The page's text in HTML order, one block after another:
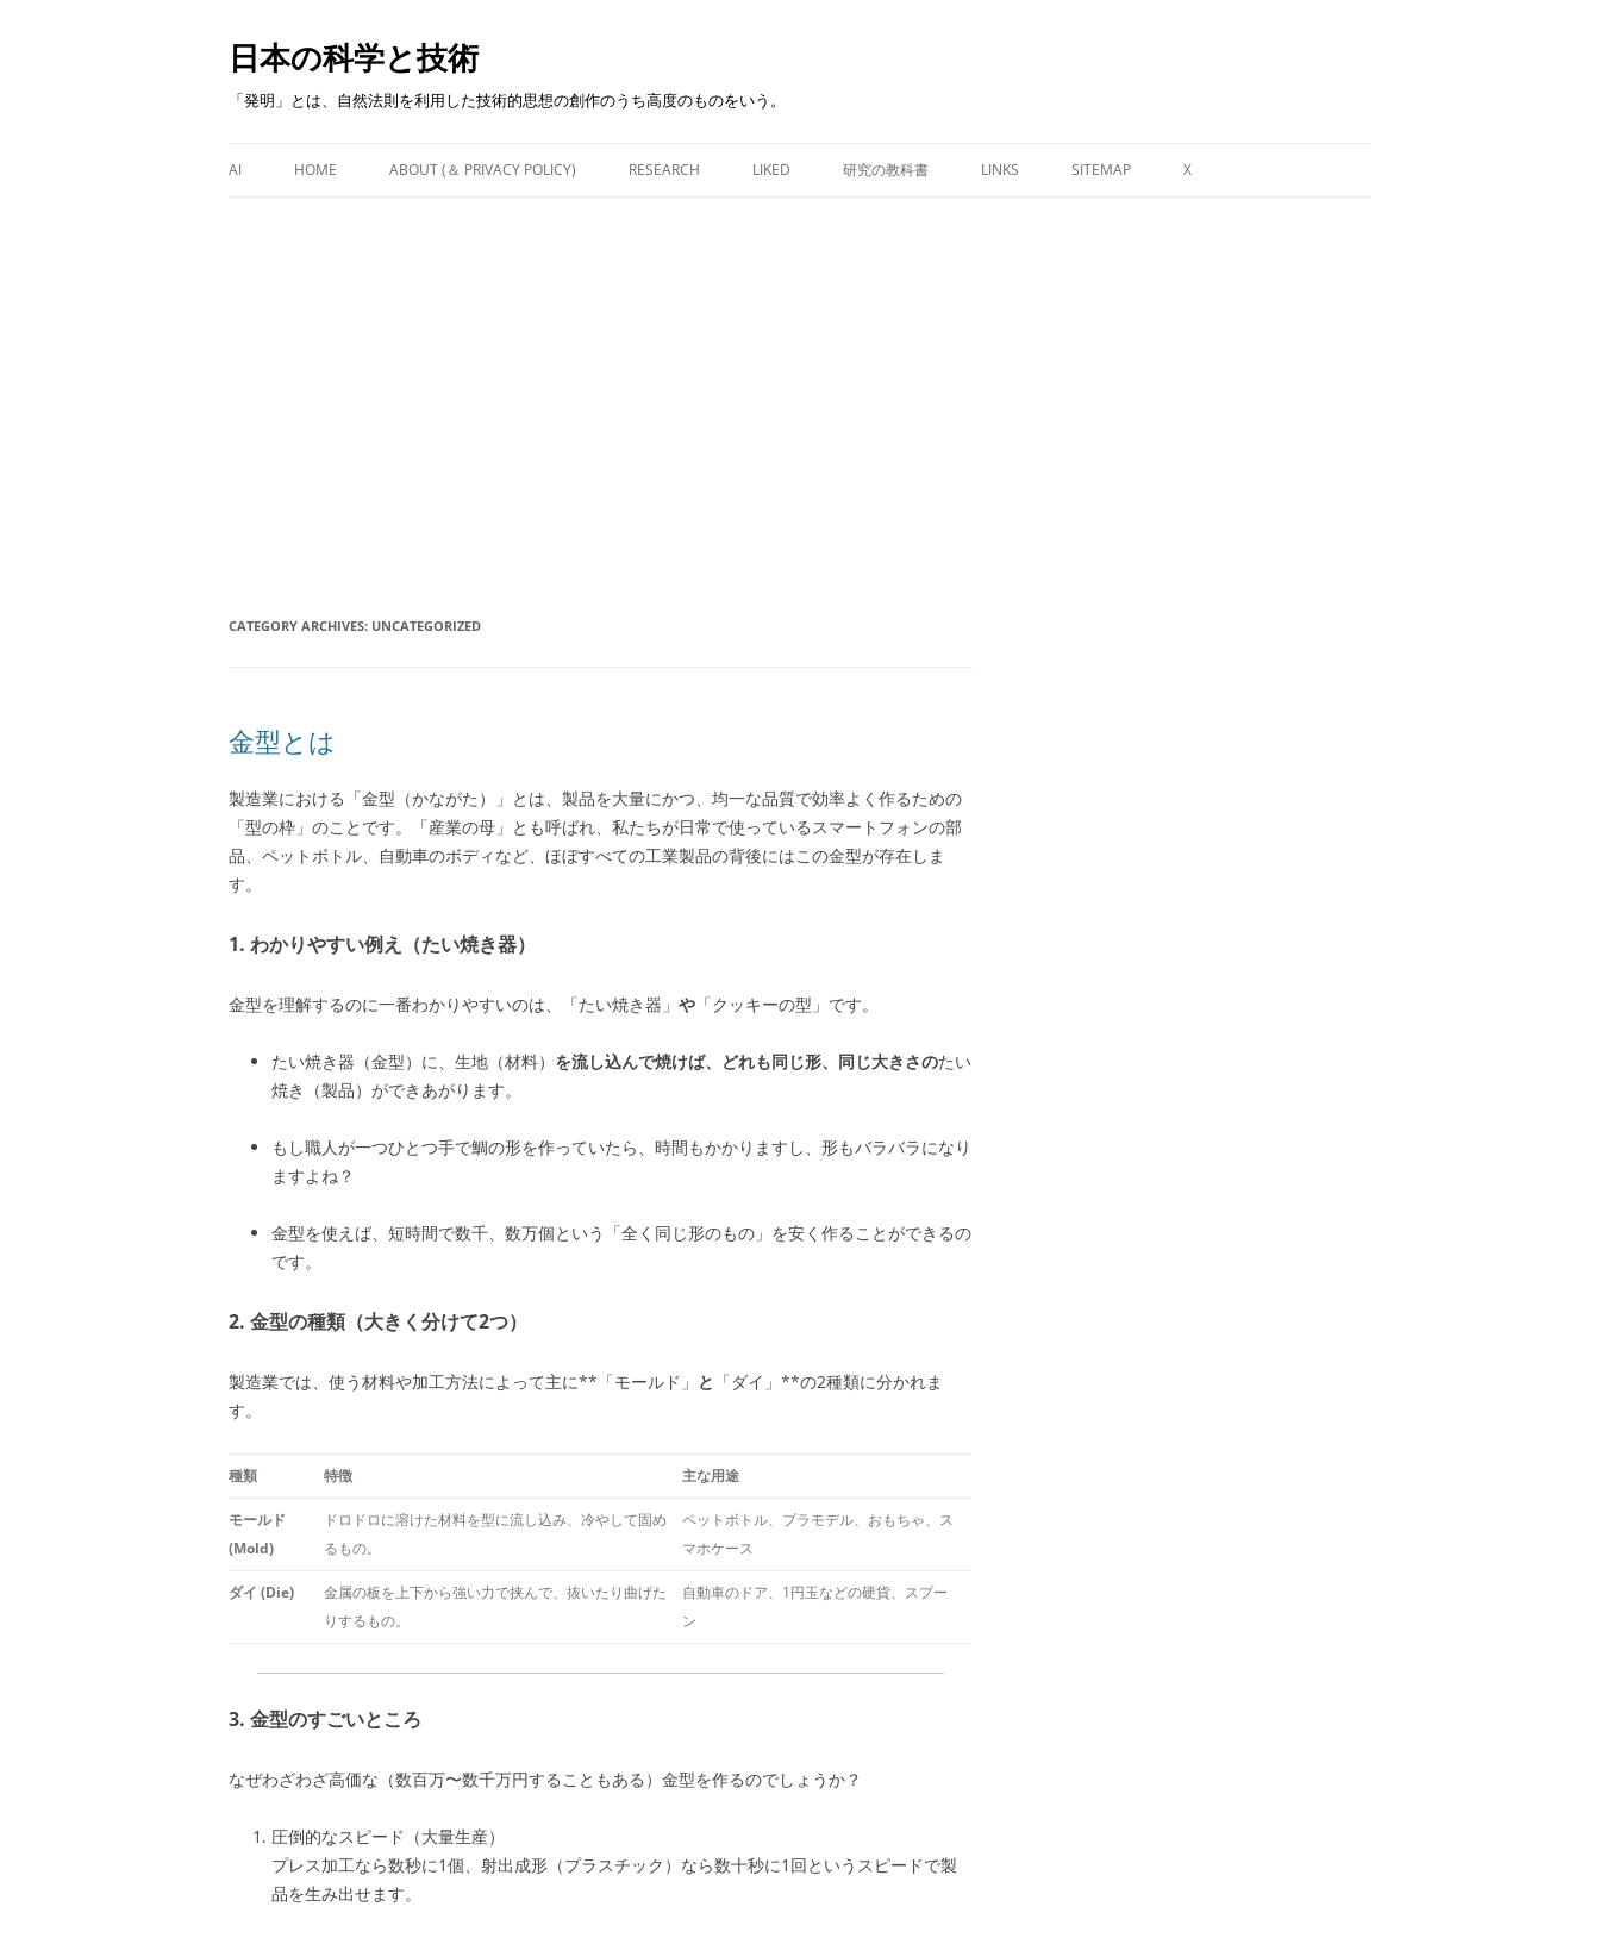
日本の科学と技術
「発明」とは、自然法則を利用した技術的思想の創作のうち高度のものをいう。
content
AI HOME ABOUT (＆ PRIVACY POLICY) RESEARCH LIKED 研究の教科書 LINKS SITEMAP X
CATEGORY ARCHIVES: UNCATEGORIZED
金型とは
製造業における「金型（かながた）」とは、製品を大量にかつ、均一な品質で効率よく作るための
「型の枠」のことです。「産業の母」とも呼ばれ、私たちが日常で使っているスマートフォンの部
品、ペットボトル、自動車のボディなど、ほぼすべての工業製品の背後にはこの金型が存在しま
す。
1. わかりやすい例え（たい焼き器）
金型を理解するのに一番わかりやすいのは、「たい焼き器」 や 「クッキーの型」です。
たい焼き器（金型）に、生地（材料） を流し込んで焼けば、どれも同じ形、同じ大きさのたい
焼き（製品）ができあがります。
もし職人が一つひとつ手で鯛の形を作っていたら、時間もかかりますし、形もバラバラになり
ますよね？
金型を使えば、短時間で数千、数万個という「全く同じ形のもの」を安く作ることができるの
です。
2. 金型の種類（大きく分けて2つ）
製造業では、使う材料や加工方法によって主に**「モールド」 と 「ダイ」**の2種類に分かれま
す。
種類 特徴 主な用途
モールド
(Mold)
ドロドロに溶けた材料を型に流し込み、冷やして固め
るもの。
ペットボトル、プラモデル、おもちゃ、ス
マホケース
ダイ (Die)
金属の板を上下から強い力で挟んで、抜いたり曲げた
りするもの。
自動車のドア、1円玉などの硬貨、スプー
ン
3. 金型のすごいところ
なぜわざわざ高価な（数百万〜数千万円することもある）金型を作るのでしょうか？
圧倒的なスピード（大量生産）
プレス加工なら数秒に1個、射出成形（プラスチック）なら数十秒に1回というスピードで製
品を生み出せます。